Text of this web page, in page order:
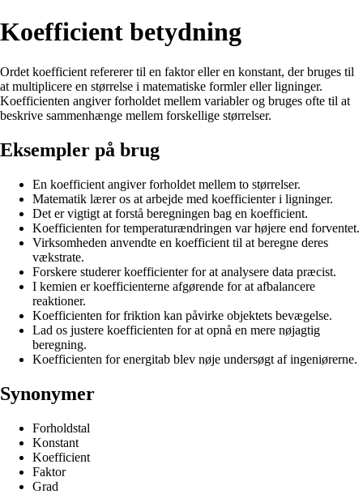
Koefficient betydning
Ordet koefficient refererer til en faktor eller en konstant, der bruges til
at multiplicere en størrelse i matematiske formler eller ligninger.
Koefficienten angiver forholdet mellem variabler og bruges ofte til at
beskrive sammenhænge mellem forskellige størrelser.
Eksempler på brug
En koefficient angiver forholdet mellem to størrelser.
Matematik lærer os at arbejde med koefficienter i ligninger.
Det er vigtigt at forstå beregningen bag en koefficient.
Koefficienten for temperaturændringen var højere end forventet.
Virksomheden anvendte en koefficient til at beregne deres
vækstrate.
Forskere studerer koefficienter for at analysere data præcist.
I kemien er koefficienterne afgørende for at afbalancere
reaktioner.
Koefficienten for friktion kan påvirke objektets bevægelse.
Lad os justere koefficienten for at opnå en mere nøjagtig
beregning.
Koefficienten for energitab blev nøje undersøgt af ingeniørerne.
Synonymer
Forholdstal
Konstant
Koefficient
Faktor
Grad